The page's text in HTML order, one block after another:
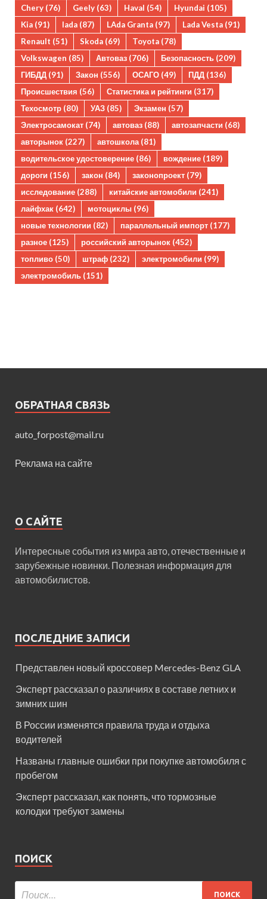
Chery (76) Geely (63) Haval (54) Hyundai (105)
Kia (91) lada (87) LAda Granta (97) Lada Vesta (91)
Renault (51) Skoda (69) Toyota (78)
Volkswagen (85) Автоваз (706) Безопасность (209)
ГИБДД (91) Закон (556) ОСАГО (49) ПДД (136)
Происшествия (56) Статистика и рейтинги (317)
Техосмотр (80) УАЗ (85) Экзамен (57)
Электросамокат (74) автоваз (88) автозапчасти (68)
авторынок (227) автошкола(81)
водительское удостоверение (86) вождение (189)
дороги (156) закон (84) законопроект (79)
исследование (288) китайские автомобили (241)
лайфхак (642) мотоциклы (96)
новые технологии (82) параллельный импорт (177)
разное (125) российский авторынок (452)
топливо (50) штраф (232) электромобили (99)
электромобиль (151)
ОБРАТНАЯ СВЯЗЬ
auto_forpost@mail.ru
Реклама на сайте
О САЙТЕ
Интересные события из мира авто, отечественные и
зарубежные новинки. Полезная информация для
автомобилистов.
ПОСЛЕДНИЕ ЗАПИСИ
Представлен новый кроссовер Mercedes-Benz GLA
Эксперт рассказал о различиях в составе летних и
зимних шин
В России изменятся правила труда и отдыха
водителей
Названы главные ошибки при покупке автомобиля с
пробегом
Эксперт рассказал, как понять, что тормозные
колодки требуют замены
ПОИСК